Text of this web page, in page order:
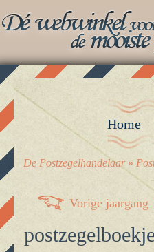
Vorige jaargang
Home
De Postzegelhandelaar»